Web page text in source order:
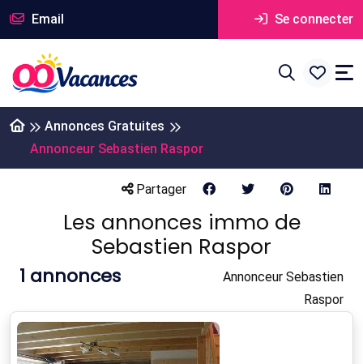
Email Se connecter
Annonces Gratuites
Annonceur Sebastien Raspor
Partager
Les annonces immo de
Sebastien Raspor
1 annonces
Annonceur Sebastien
Raspor